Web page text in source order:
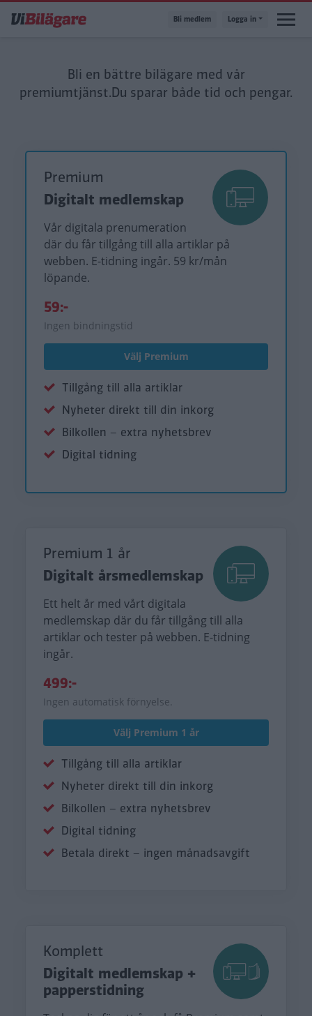
till
Bli medlem Logga in
Bli en bättre bilägare med vår
premiumtjänst.Du sparar både tid och pengar.
Premium
Digitalt medlemskap
Vår digitala prenumeration
där du får tillgång till alla artiklar på
webben. E-tidning ingår. 59 kr/mån
löpande.
59:-
Ingen bindningstid
Välj Premium
Tillgång till alla artiklar
Nyheter direkt till din inkorg
Bilkollen – extra nyhetsbrev
Digital tidning
Premium 1 år
Digitalt årsmedlemskap
Ett helt år med vårt digitala
medlemskap där du får tillgång till alla
artiklar och tester på webben. E-tidning
ingår.
499:-
Ingen automatisk förnyelse.
Välj Premium 1 år
Tillgång till alla artiklar
Nyheter direkt till din inkorg
Bilkollen – extra nyhetsbrev
Digital tidning
Betala direkt – ingen månadsavgift
Komplett
Digitalt medlemskap +
papperstidning